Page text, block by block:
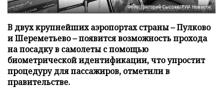
Фото: Григорий Сысоев/РИА Новости
В двух крупнейших аэропортах страны – Пулково
и Шереметьево – появится возможность прохода
на посадку в самолеты с помощью
биометрической идентификации, что упростит
процедуру для пассажиров, отметили в
правительстве.